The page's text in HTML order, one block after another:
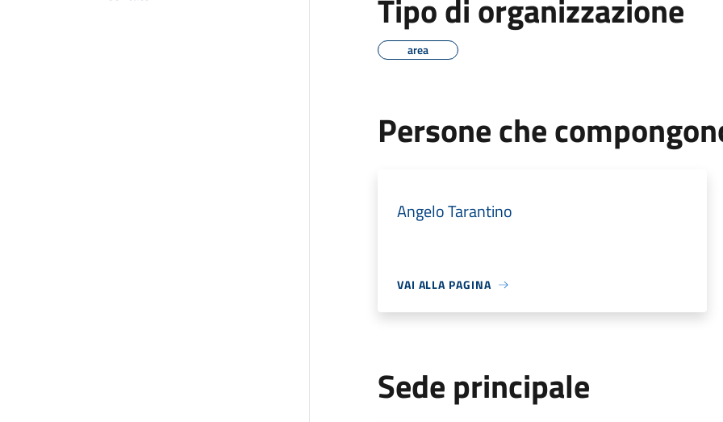
Tipo di organizzazione
area
Persone che
Angelo Tarantino
VAI ALLA PAGINA
Sede principale